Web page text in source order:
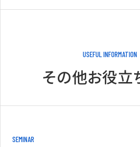
USEFUL INFORMATION
その他お役立
SEMINAR